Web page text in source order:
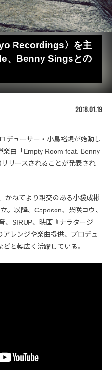
Recordings〉を主
、Benny Singsとの
2018.01.19
デューサー・小島裕規が始動し
楽曲「Empty Room feat. Benny
リースされることが発表され
かねてより親交のある小袋成彬
。以降、Capeson、柴咲コウ、
、SIRUP、映画『ナラタージ
レンジや楽曲提供、プロデュ
と幅広く活躍している。